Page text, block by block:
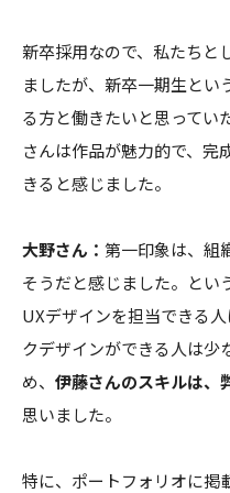
新卒採用なので、私たちと
ましたが、新卒一期生とい
る方と働きたいと思ってい
さんは作品が魅力的で、完
きると感じました。
大野さん： 第一印象は、組
そうだと感じました。とい
UXデザインを担当できる
クデザインができる人は少
め、 伊藤さんのスキルは、
思いました。
特に、ポートフォリオに掲